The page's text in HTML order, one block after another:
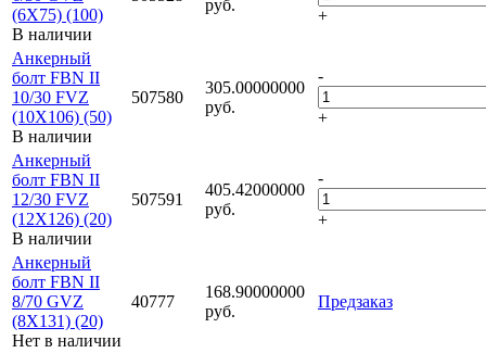
(6X75) (100)
В наличии
руб.
+
Анкерный
болт FBN II
10/30 FVZ
(10X106) (50)
В наличии
507580
305.00000000
руб.
-
+
Анкерный
болт FBN II
12/30 FVZ
(12X126) (20)
В наличии
507591
405.42000000
руб.
-
+
Анкерный
болт FBN II
8/70 GVZ
(8X131) (20)
Нет в наличии
40777
168.90000000
руб.
Предзаказ